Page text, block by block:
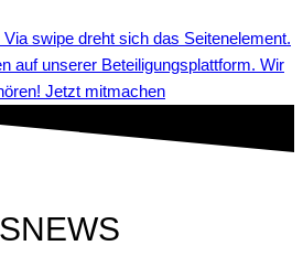
auf unserer Beteiligungsplattform. Wir
Jetzt mitmachen